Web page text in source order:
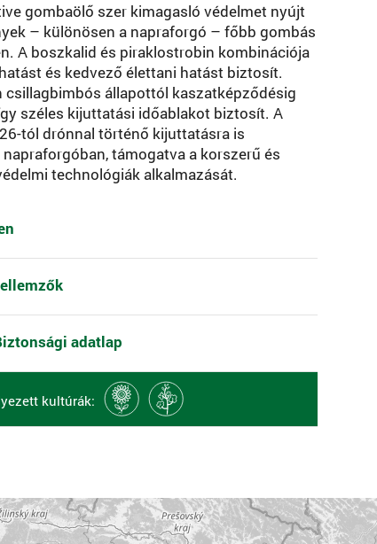
gombaölő szer kimagasló védelmet nyújt
– különösen a napraforgó – főbb gombás
A boszkalid és piraklostrobin kombinációja
és kedvező élettani hatást biztosít.
csillagbimbós állapottól kaszatképződésig
széles kijuttatási időablakot biztosít. A
tól drónnal történő kijuttatásra is
támogatva a korszerű és
technológiák alkalmazását.
adatlap
kultúrák: